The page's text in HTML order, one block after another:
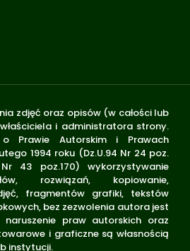
zdjęć oraz opisów (w całości lub
właściciela i administratora strony.
Prawie Autorskim i Prawach
1994 roku (Dz.U.94 Nr 24 poz.
43 poz.170) wykorzystywanie
rozwiązań, kopiowanie,
fragmentów grafiki, tekstów
bez zezwolenia autora jest
praw autorskich oraz
i graficzne są własnością
instytucji.